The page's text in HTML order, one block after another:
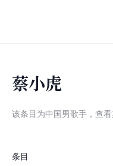
蔡小虎
该条目为中国男歌手 ， 查看
条目